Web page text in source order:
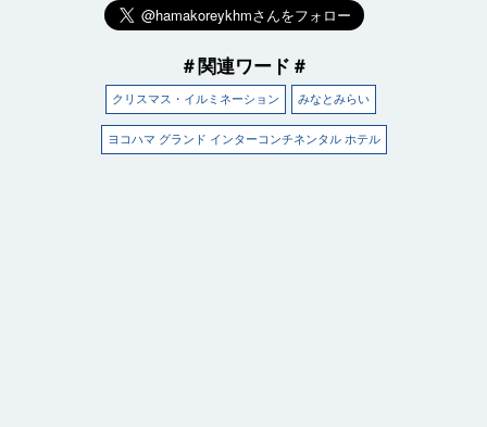
＃関連ワード＃
クリスマス・イルミネーション みなとみらい
ヨコハマ グランド インターコンチネンタル ホテル